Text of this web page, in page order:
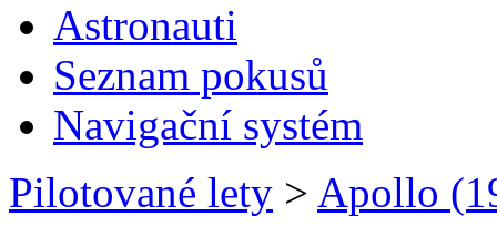
Astronauti
Seznam pokusů
Navigační systém
Pilotované lety > Apollo